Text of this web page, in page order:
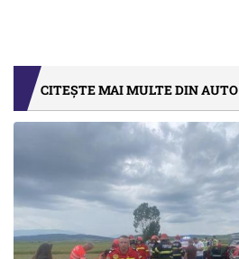
CITEȘTE MAI MULTE DIN AUTO